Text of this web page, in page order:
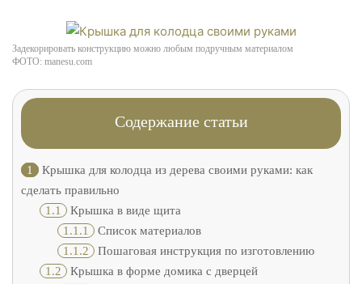
Задекорировать конструкцию можно любым подручным материалом
ФОТО: manesu.com
Содержание статьи
1
Крышка для колодца из дерева своими руками: как
сделать правильно
1.1 Крышка в виде щита
1.1.1
Список материалов
1.1.2
Пошаговая инструкция по изготовлению
1.2 Крышка в форме домика с дверцей